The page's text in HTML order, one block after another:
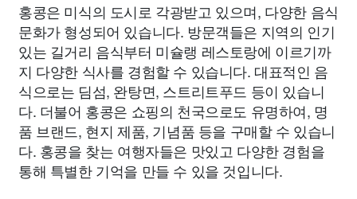
홍콩은 미식의 도시로 각광받고 있으며, 다양한 음식
문화가 형성되어 있습니다. 방문객들은 지역의 인기
있는 길거리 음식부터 미슐랭 레스토랑에 이르기까
지 다양한 식사를 경험할 수 있습니다. 대표적인 음
식으로는 딤섬, 완탕면, 스트리트푸드 등이 있습니
다. 더불어 홍콩은 쇼핑의 천국으로도 유명하여, 명
품 브랜드, 현지 제품, 기념품 등을 구매할 수 있습니
다. 홍콩을 찾는 여행자들은 맛있고 다양한 경험을
통해 특별한 기억을 만들 수 있을 것입니다.